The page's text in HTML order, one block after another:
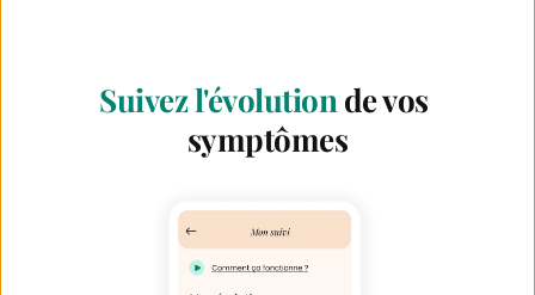
Suivez l'évolution de vos
symptômes